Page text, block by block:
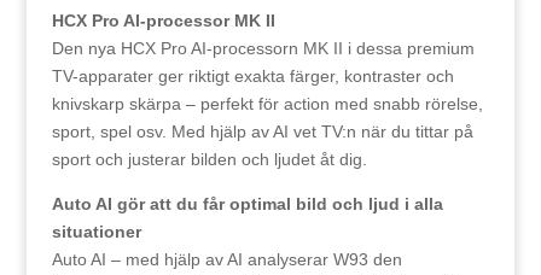
HCX Pro AI-processor MK II
Den nya HCX Pro AI-processorn MK II i dessa premium
TV-apparater ger riktigt exakta färger, kontraster och
knivskarp skärpa – perfekt för action med snabb rörelse,
sport, spel osv. Med hjälp av AI vet TV:n när du tittar på
sport och justerar bilden och ljudet åt dig.
Auto AI gör att du får optimal bild och ljud i alla
situationer
Auto AI – med hjälp av AI analyserar W93 den